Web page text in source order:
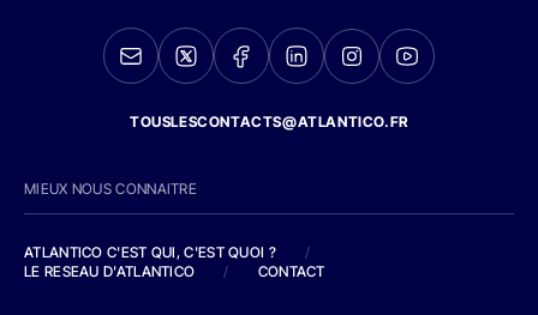
TOUSLESCONTACTS@ATLANTICO.FR
MIEUX NOUS CONNAITRE
ATLANTICO C'EST QUI, C'EST QUOI ?
/
LE RESEAU D'ATLANTICO
/ CONTACT